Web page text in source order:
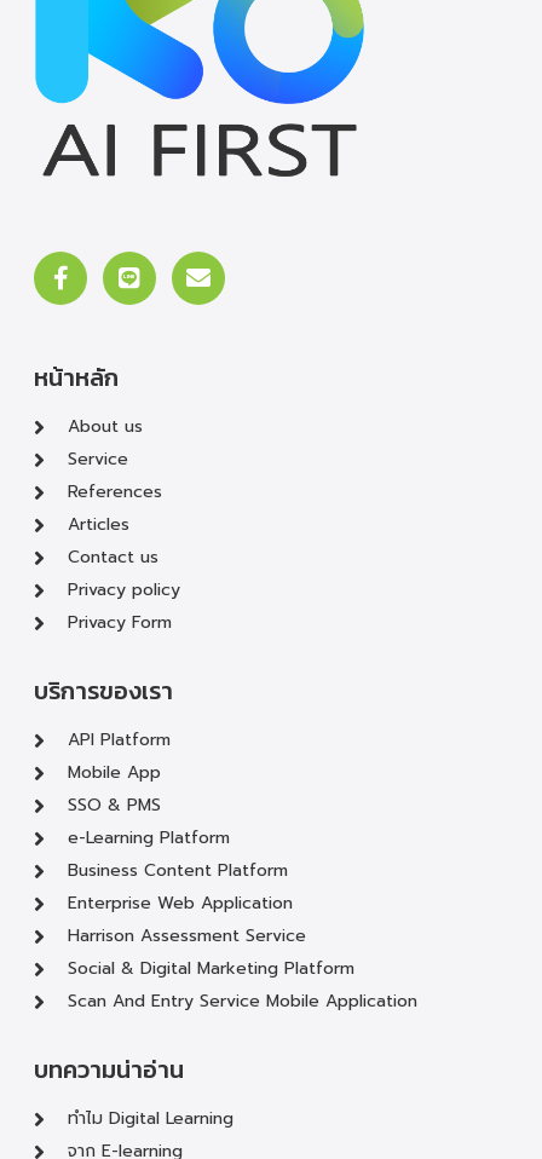
หน้าหลัก
About us
Service
References
Articles
Contact us
Privacy policy
Privacy Form
บริการของเรา
API Platform
Mobile App
SSO & PMS
e-Learning Platform
Business Content Platform
Enterprise Web Application
Harrison Assessment Service
Social & Digital Marketing Platform
Scan And Entry Service Mobile Application
บทความน่าอ่าน
ทำไม Digital Learning
จาก E-learning